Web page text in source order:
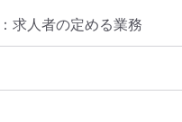
求人者の定める業務